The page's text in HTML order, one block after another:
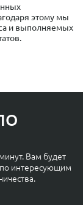
этому мы
и выполняемых
Вам будет
интересующим